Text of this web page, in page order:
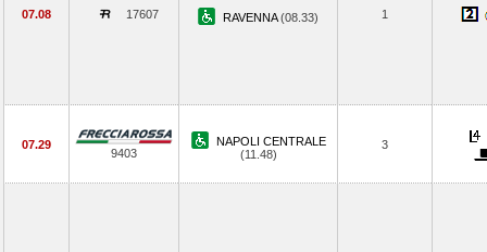
07.08 17607 RAVENNA(08.33) 1
07.29
9403
NAPOLI CENTRALE
(11.48)
3